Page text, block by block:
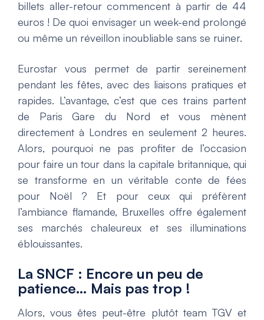
billets aller-retour commencent à partir de 44
euros ! De quoi envisager un week-end prolongé
ou même un réveillon inoubliable sans se ruiner.
Eurostar vous permet de partir sereinement
pendant les fêtes, avec des liaisons pratiques et
rapides. L’avantage, c’est que ces trains partent
de Paris Gare du Nord et vous mènent
directement à Londres en seulement 2 heures.
Alors, pourquoi ne pas profiter de l’occasion
pour faire un tour dans la capitale britannique, qui
se transforme en un véritable conte de fées
pour Noël ? Et pour ceux qui préfèrent
l’ambiance flamande, Bruxelles offre également
ses marchés chaleureux et ses illuminations
éblouissantes.
La SNCF : Encore un peu de
patience… Mais pas trop !
Alors, vous êtes peut-être plutôt team TGV et